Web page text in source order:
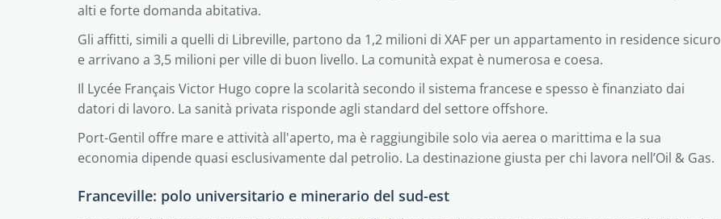
alti e forte domanda abitativa.
Gli affitti, simili a quelli di Libreville, partono da 1,2 milioni di XAF per un appartamento in residence sicuro
e arrivano a 3,5 milioni per ville di buon livello. La comunità expat è numerosa e coesa.
Il Lycée Français Victor Hugo copre la scolarità secondo il sistema francese e spesso è finanziato dai
datori di lavoro. La sanità privata risponde agli standard del settore offshore.
Port-Gentil offre mare e attività all'aperto, ma è raggiungibile solo via aerea o marittima e la sua
economia dipende quasi esclusivamente dal petrolio. La destinazione giusta per chi lavora nell’Oil & Gas.
Franceville: polo universitario e minerario del sud-est